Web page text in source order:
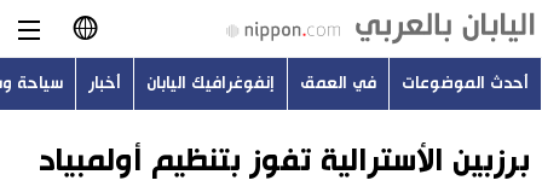
日本語
English
أحدث الموضوعات في العمق إنفوغرافيك اليابان أخبار سياحة
برزبين الأسترالية تفوز بتنظيم أولمبياد